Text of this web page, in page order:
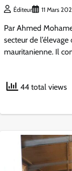
Éditeur 11 Mars
Par Ahmed
secteur de
mauritanienne. Il
44 total views